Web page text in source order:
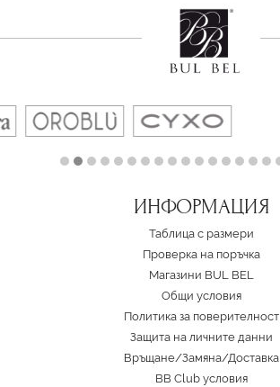
ИНФОРМАЦИЯ
Таблица с размери
Проверка на поръчка
Магазини BUL BEL
Oбщи условия
Политика за поверителност
Защита на личните данни
Връщане/Замяна/Доставка
BB Club условия